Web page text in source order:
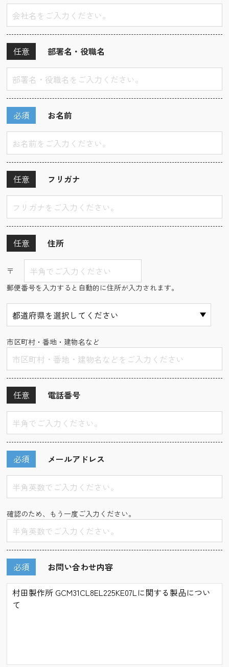
部署名・役職名
任意
お名前
必須
フリガナ
任意
住所
任意
〒
郵便番号を入力すると自動的に住所が入力されます。
市区町村・番地・建物名など
電話番号
任意
メールアドレス
必須
確認のため、もう一度ご入力ください。
お問い合わせ内容
必須